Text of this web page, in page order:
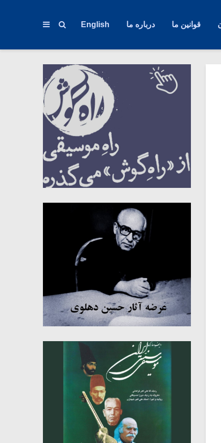
قوانین ما درباره ما English
میکلوش روژا